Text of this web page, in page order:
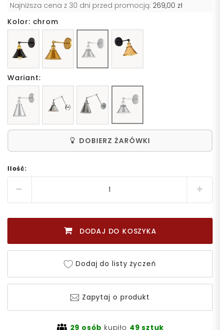
Najniższa cena z 30 dni przed promocją: 269,00 zł
Kolor: chrom
Wariant:
DOBIERZ ŻARÓWKI
Ilość:
DODAJ DO KOSZYKA
Dodaj do listy życzeń
Zapytaj o produkt
29 osób kupiło 49 sztuk